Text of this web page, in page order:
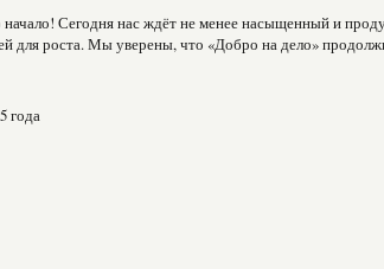
начало! Сегодня нас ждёт не менее насыщенный и
для роста. Мы уверены, что «Добро на дело»
года